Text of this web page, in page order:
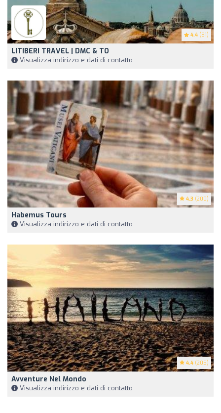
4.4 (81)
LITIBERI TRAVEL | DMC & TO
Visualizza indirizzo e dati di contatto
4.3 (200)
Habemus Tours
Visualizza indirizzo e dati di contatto
4.4 (205)
Avventure Nel Mondo
Visualizza indirizzo e dati di contatto